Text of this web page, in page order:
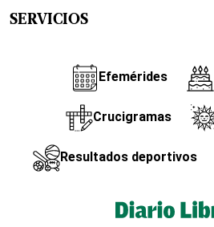
SERVICIOS
Efemérides
Crucigramas
Resultados deportivos